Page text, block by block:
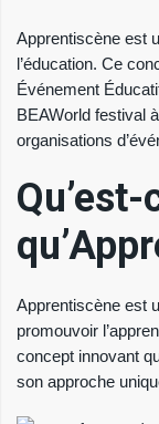
Apprentiscène est
l’éducation. Ce
Événement
BEAWorld festival
organisations
Qu’est-
Apprentiscène est
promouvoir
concept innovant
son approche